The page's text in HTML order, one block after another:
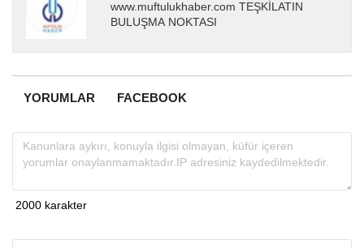
www.muftulukhaber.com TEŞKİLATIN
BULUŞMA NOKTASI
YORUMLAR FACEBOOK